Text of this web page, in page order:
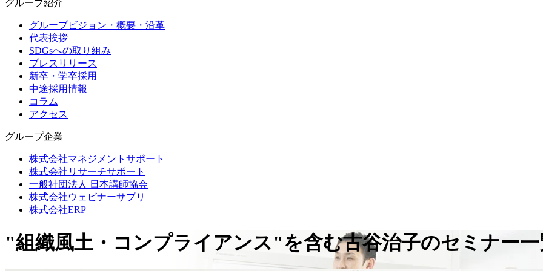
グループ紹介
グループビジョン・概要・沿革
代表挨拶
SDGsへの取り組み
プレスリリース
新卒・学卒採用
中途採用情報
コラム
アクセス
グループ企業
株式会社マネジメントサポート
株式会社リサーチサポート
一般社団法人 日本講師協会
株式会社ウェビナーサプリ
株式会社ERP
"組織風土・コンプライアンス"を含む古谷治子のセミナー